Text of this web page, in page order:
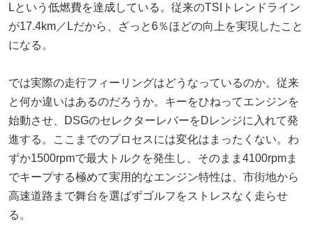
Lという低燃費を達成している。従来のTSIトレンドライン
が17.4km／Lだから、ざっと6％ほどの向上を実現したこと
になる。
では実際の走行フィーリングはどうなっているのか。従来
と何か違いはあるのだろうか。キーをひねってエンジンを
始動させ、DSGのセレクターレバーをDレンジに入れて発
進する。ここまでのプロセスには変化はまったくない。わ
ずか1500rpmで最大トルクを発生し、そのまま4100rpmま
でキープする極めて実用的なエンジン特性は、市街地から
高速道路まで舞台を選ばずゴルフをストレスなく走らせ
る。